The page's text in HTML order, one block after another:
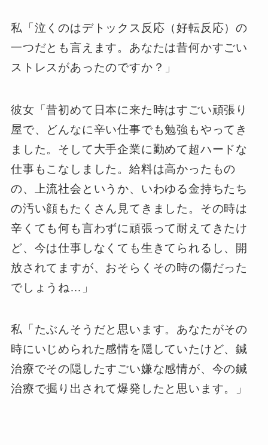
私「泣くのはデトックス反応（好転反応）の
一つだとも言えます。あなたは昔何かすごい
ストレスがあったのですか？」
彼女「昔初めて日本に来た時はすごい頑張り
屋で、どんなに辛い仕事でも勉強もやってき
ました。そして大手企業に勤めて超ハードな
仕事もこなしました。給料は高かったもの
の、上流社会というか、いわゆる金持ちたち
の汚い顔もたくさん見てきました。その時は
辛くても何も言わずに頑張って耐えてきたけ
ど、今は仕事しなくても生きてられるし、開
放されてますが、おそらくその時の傷だった
でしょうね…」
私「たぶんそうだと思います。あなたがその
時にいじめられた感情を隠していたけど、鍼
治療でその隠したすごい嫌な感情が、今の鍼
治療で掘り出されて爆発したと思います。」